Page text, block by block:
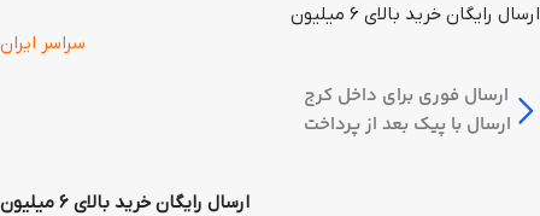
ارسال رایگان خرید بالای 6 میلیون
سراسر ایران
ارسال فوری برای داخل کرج
ارسال با پیک بعد از پرداخت
ارسال رایگان خرید بالای 6 میلیون